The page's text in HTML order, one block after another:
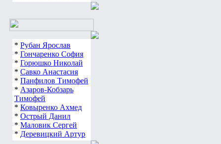
* Рубан Ярослав
* Гончаренко София
* Горюшко Николай
* Савко Анастасия
* Панфилов Тимофей
* Азаров-Кобзарь
Тимофей
* Ковыренко Ахмед
* Острый Данил
* Маловик Сергей
* Деревицкий Артур